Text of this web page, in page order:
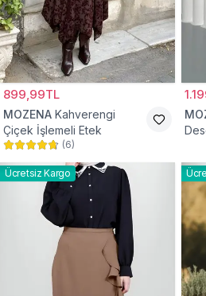
899,99TL
MOZENA Kahverengi
Çiçek İşlemeli Etek
(6)
Ücretsiz Kargo